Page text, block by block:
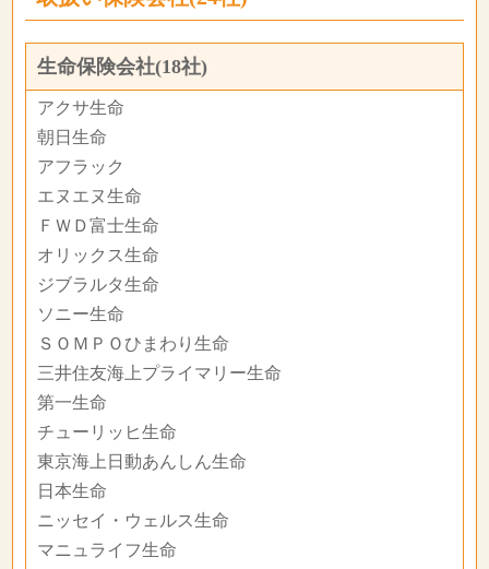
生命保険会社(18社)
アクサ生命
朝日生命
アフラック
エヌエヌ生命
ＦＷＤ富士生命
オリックス生命
ジブラルタ生命
ソニー生命
ＳＯＭＰＯひまわり生命
三井住友海上プライマリー生命
第一生命
チューリッヒ生命
東京海上日動あんしん生命
日本生命
ニッセイ・ウェルス生命
マニュライフ生命